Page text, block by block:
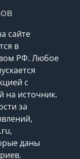
сайте
в
РФ. Любое
с
на источник.
за
даны